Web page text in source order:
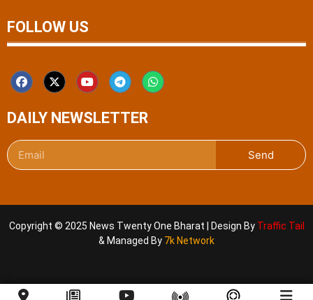
FOLLOW US
DAILY NEWSLETTER
Send
Copyright © 2025 News Twenty One Bharat | Design By Traffic Tail
& Managed By 7k Network